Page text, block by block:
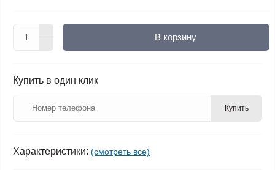
В корзину
Купить в один клик
Купить
Характеристики: (смотреть все)